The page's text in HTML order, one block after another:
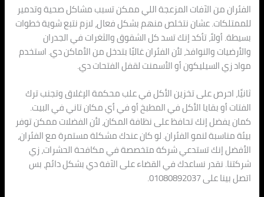
الفئران من الآفات المزعجة اللي ممكن تسبب مشاكل صحية وتدمير
للممتلكات. عشان نتخلص منهم بشكل فعال، لازم نتبع شوية خطوات
بسيطة. أولاً، تأكد إنك تسد كل الشقوق والثغرات في الجدران
والأرضيات والنوافذ، لأن الفئران غالبًا بتدخل من الأماكن دي. استخدم
مواد زي السيليكون أو الأسمنت لقفل الفتحات دي.
ثانيًا، احرص على تخزين الأكل في علب محكمة الإغلاق وتجنب ترك
الفتات أو بقايا الأكل في المطبخ أو في أي مكان تاني في البيت.
كمان يفضل إنك تحافظ على نظافة المكان، لأن الفضلات ممكن توفر
بيئة مناسبة لنمو الفئران. لو كان عندك مشكلة مستمرة مع الفئران،
الأفضل إنك تستدعي شركة متخصصة في مكافحة الحشرات، زي
شركتنا. نقدر نساعدك في القضاء على الآفة دي بشكل دائم، بس
اتصل بينا على 01080892037.